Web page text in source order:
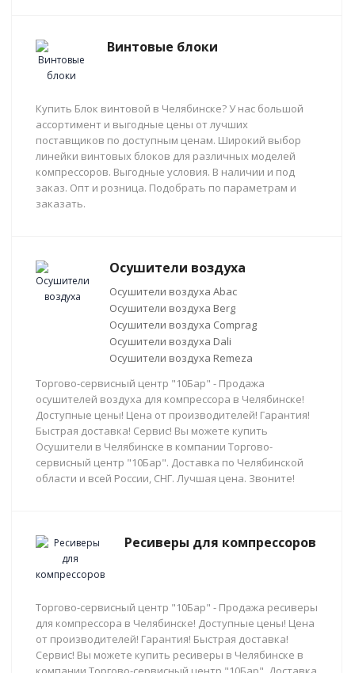
Винтовые блоки
Купить Блок винтовой в Челябинске? У нас большой
ассортимент и выгодные цены от лучших
поставщиков по доступным ценам. Широкий выбор
линейки винтовых блоков для различных моделей
компрессоров. Выгодные условия. В наличии и под
заказ. Опт и розница. Подобрать по параметрам и
заказать.
Осушители воздуха
Осушители воздуха Abac
Осушители воздуха Berg
Осушители воздуха Comprag
Осушители воздуха Dali
Осушители воздуха Remeza
Торгово-сервисный центр "10Бар" - Продажа
осушителей воздуха для компрессора в Челябинске!
Доступные цены! Цена от производителей! Гарантия!
Быстрая доставка! Сервис! Вы можете купить
Осушители в Челябинске в компании Торгово-
сервисный центр "10Бар". Доставка по Челябинской
области и всей России, СНГ. Лучшая цена. Звоните!
Ресиверы для компрессоров
Торгово-сервисный центр "10Бар" - Продажа ресиверы
для компрессора в Челябинске! Доступные цены! Цена
от производителей! Гарантия! Быстрая доставка!
Сервис! Вы можете купить ресиверы в Челябинске в